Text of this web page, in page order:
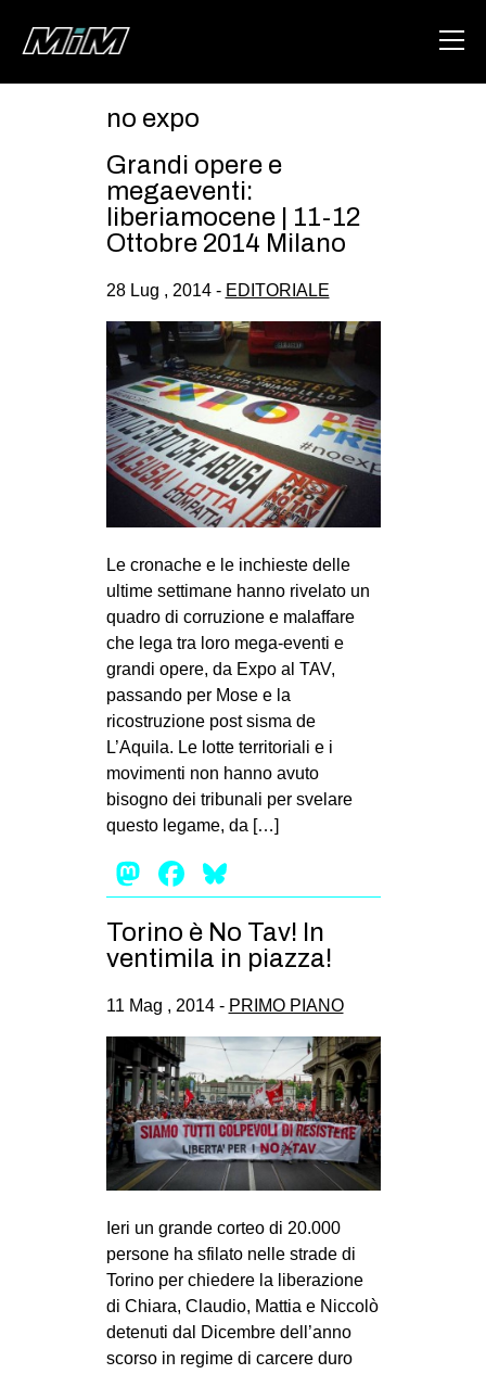
ABOUT
AREA
CSOA LAMBRETTA
MSM
STUDENTI TSUNAMI
ZAM
MILANO
SPAZI
SPORT POPOLARE
MOVIMENTI
AMBIENTE
ANTIFASCISMO
DIRITTO ALL’ABITARE
GENERI
MIGRAZIONI
PRECARIATO
STUDENTI
MANIFESTI
MUSICA
RECENSIONI
INTERNAZIONALE
AFRICA
AMERICHE
ESTREMO ORIENTE
no expo
Grandi opere e
megaeventi:
liberiamocene | 11-12
Ottobre 2014 Milano
28 Lug , 2014 - EDITORIALE
Le cronache e le inchieste delle
ultime settimane hanno rivelato un
quadro di corruzione e malaffare
che lega tra loro mega-eventi e
grandi opere, da Expo al TAV,
passando per Mose e la
ricostruzione post sisma de
L’Aquila. Le lotte territoriali e i
movimenti non hanno avuto
bisogno dei tribunali per svelare
questo legame, da […]
Mastodon
Facebook
Torino è No Tav! In
ventimila in piazza!
11 Mag , 2014 - PRIMO PIANO
Ieri un grande corteo di 20.000
persone ha sfilato nelle strade di
Torino per chiedere la liberazione
di Chiara, Claudio, Mattia e Niccolò
detenuti dal Dicembre dell’anno
scorso in regime di carcere duro